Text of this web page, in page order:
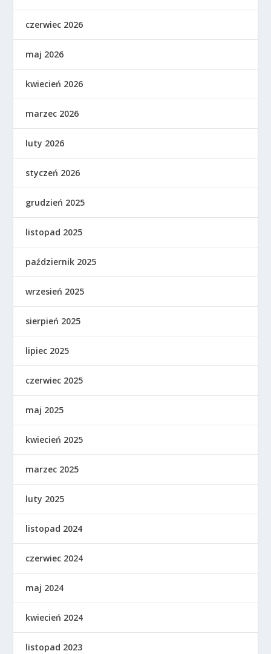
czerwiec 2026
maj 2026
kwiecień 2026
marzec 2026
luty 2026
styczeń 2026
grudzień 2025
listopad 2025
październik 2025
wrzesień 2025
sierpień 2025
lipiec 2025
czerwiec 2025
maj 2025
kwiecień 2025
marzec 2025
luty 2025
listopad 2024
czerwiec 2024
maj 2024
kwiecień 2024
listopad 2023